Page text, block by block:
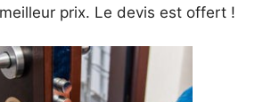
prix. Le devis est offert !